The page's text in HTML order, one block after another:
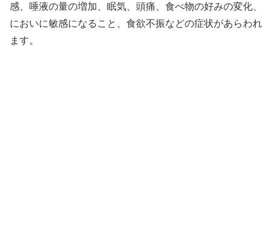
感、唾液の量の増加、眠気、頭痛、食べ物の好みの変化、
においに敏感になること、食欲不振などの症状があらわれ
ます。